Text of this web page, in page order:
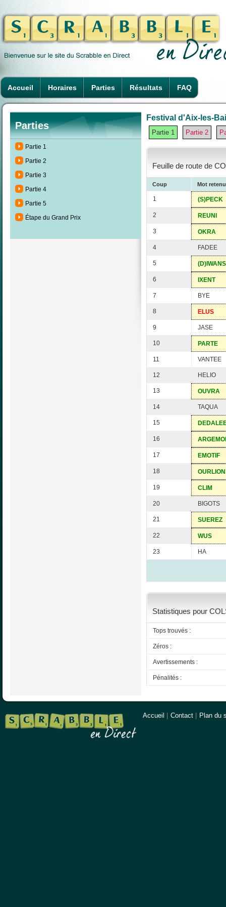
Accueil Horaires Parties Résultats FAQ
Parties
Partie 1
Partie 2
Partie 3
Partie 4
Partie 5
Étape du Grand Prix
Festival d'Aix-les-
Partie 1 Partie 2
Feuille de route de
Coup Mot retenu
1 (S)PECK
2 REUNI
3 OKRA
4 FADEE
5 (D)IWANS
6 IXENT
7 BYE
8 ELUS
9 JASE
10 PARTE
11 VANTEE
12 HELIO
13 OUVRA
14 TAQUA
15
16
17 EMOTIF
18
19 CLIM
20 BIGOTS
21 SUEREZ
22 WUS
23 HA
Statistiques pour
Tops trouvés :
Zéros :
Avertissements :
Pénalités :
Accueil Contact Plan du